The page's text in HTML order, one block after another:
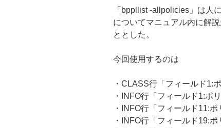
「bppllist -allpolicies」は人
についてマニュアル内に解
ととした。
今回使用するのは
・CLASS行「フィールド1:
・INFO行「フィールド1:ポ
・INFO行「フィールド11:
・INFO行「フィールド19: